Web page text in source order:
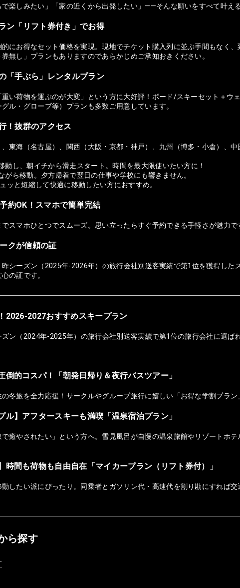
で楽しみたい」「家の近くから出発したい」——そんな願いをすべて叶え
ン「リフト券付き」でお得
にお得なセット価格を実現。現地でチケット購入列に並ぶ手間もなく
無し」プランもありますのであらかじめご承知おきください。
「手ぶら」レンタルプラン
重い荷物を運ぶのが大変」という方に大好評！ボード/スキーセット＋
ル・グローブ等）プランも多数ご用意しています。
！抜群のアクセス
東海（名古屋）、関西（大阪・京都・神戸）、九州（博多・小倉）、
動し、朝イチから滑走スタート。時間を最大限使いたい方に！
がら移動。夕方帰着で翌日の仕事や学校にも響きません。
ッと短縮して快適に移動したい方におすすめ。
約OK！スマホで簡単完結
スマホひとつでスムーズ。思い立ったらすぐ予約できる手軽さが魅力で
クが信頼の証
シーズン（2025年-2026年）の旅行会社別送客実績で第1位を獲得した
の証です。
2026-2027おすすめスキープラン
ン（2024年-2025年）の旅行会社別送客実績で第1位の旅行会社に選ば
的コスパ！「朝発日帰り＆夜行バスツアー」
冬旅を全力応援！サークルやグループ旅行に嬉しい「お得な学割プラン
】アフタースキーも満喫「温泉宿泊プラン」
で癒やされたい」という方へ。雪見風呂が自慢の温泉旅館やリゾートホ
間も荷物も自由自在「マイカープラン（リフト券付）」
したい派にぴったり。同乗者とガソリン代・高速代を割り勘にすれば
ら探す